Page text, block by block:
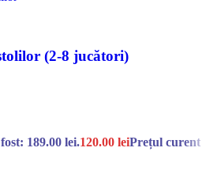
(2-8 jucători)
189.00 lei.120.00 leiPrețul curent